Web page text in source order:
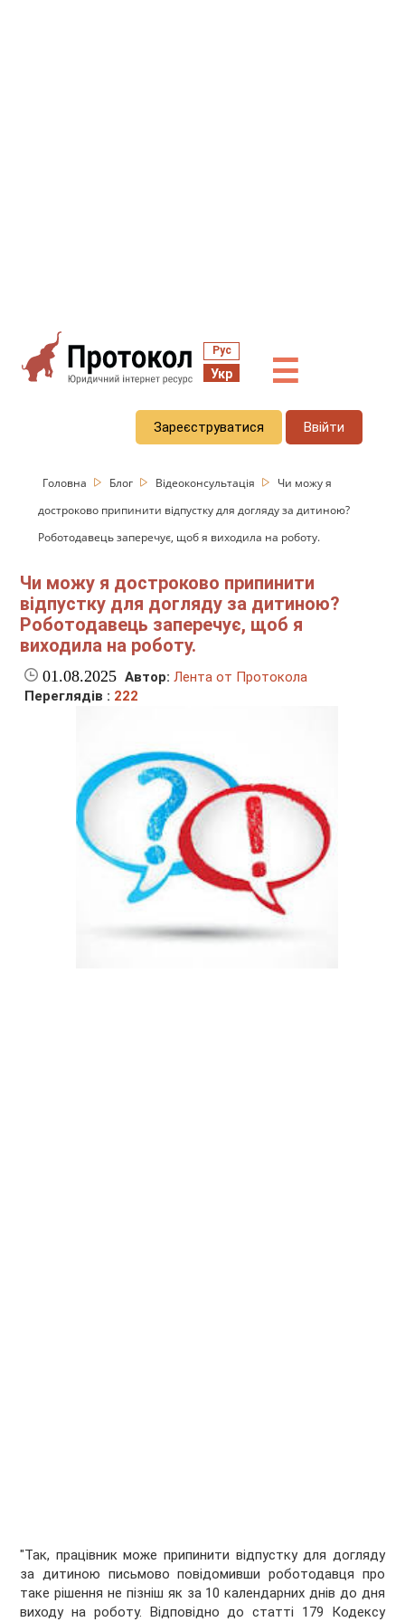
Рус
Укр ☰
Зареєструватися Ввійти
Головна Блог Відеоконсультація
Чи можу я
достроково припинити відпустку для догляду за дитиною?
Роботодавець заперечує, щоб я виходила на роботу.
Чи можу я достроково припинити
відпустку для догляду за дитиною?
Роботодавець заперечує, щоб я
виходила на роботу.
01.08.2025 Автор: Лента от Протокола
Переглядів : 222
"Так, працівник може припинити відпустку для догляду
за дитиною письмово повідомивши роботодавця про
таке рішення не пізніш як за 10 календарних днів до дня
виходу на роботу. Відповідно до статті 179 Кодексу